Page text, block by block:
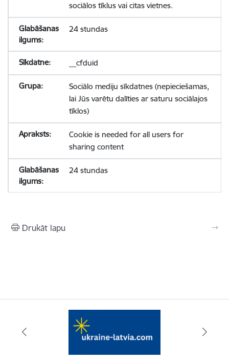
sociālos tīklus vai citas vietnes.
24 stundas
__cfduid
Sociālo mediju sīkdatnes (nepieciešamas,
lai Jūs varētu dalīties ar saturu sociālajos
tīklos)
Cookie is needed for all users for
sharing content
24 stundas
Drukāt lapu